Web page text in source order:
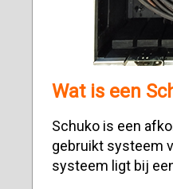
Wat is een
Schuko is een
gebruikt systeem
systeem ligt bij